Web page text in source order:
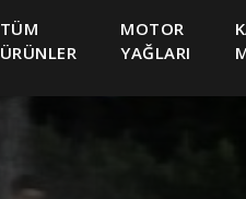
TÜM
ÜRÜNLER
MOTOR
YAĞLARI